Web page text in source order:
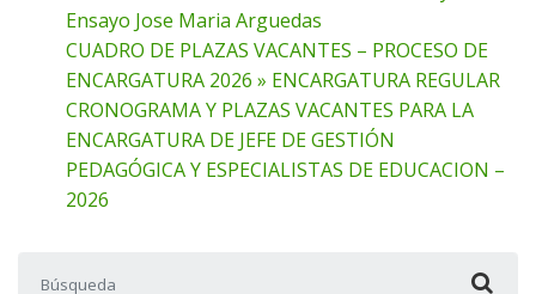
Ensayo Jose Maria Arguedas
CUADRO DE PLAZAS VACANTES – PROCESO DE
ENCARGATURA 2026 » ENCARGATURA REGULAR
CRONOGRAMA Y PLAZAS VACANTES PARA LA
ENCARGATURA DE JEFE DE GESTIÓN
PEDAGÓGICA Y ESPECIALISTAS DE EDUCACION –
2026